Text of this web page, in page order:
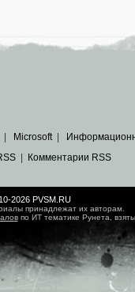
Microsoft|
| Комментарии RSS
2026 PVSM.RU
принадлежат их авторам.
по ИТ тематике Рунета,